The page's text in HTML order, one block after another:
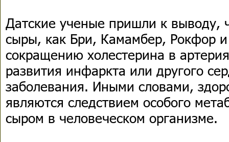
Датские ученые пришли к выводу,
сыры, как Бри, Камамбер, Рокфор и
сокращению холестерина в
развития инфаркта или другого
заболевания. Иными словами,
являются следствием особого
сыром в человеческом организме.